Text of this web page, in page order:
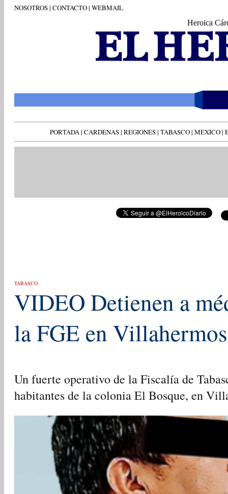
NOSOTROS| CONTACTO| WEBMAIL
Heroica
PORTADA| CARDENAS| REGIONES| TABASCO| MEXICO|
TABASCO
VIDEO Detienen a
la FGE en
Un fuerte operativo de la Fiscalía de
habitantes de la colonia El Bosque, en